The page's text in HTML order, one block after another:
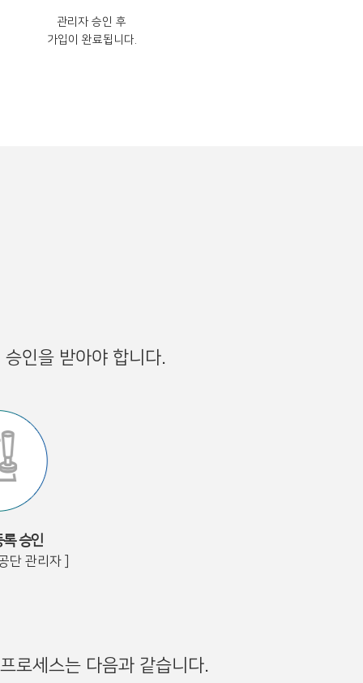
관리자 승인 후
가입이 완료됩니다.
인을 받아야 합니다.
승인
단 관리자 ]
로세스는 다음과 같습니다.